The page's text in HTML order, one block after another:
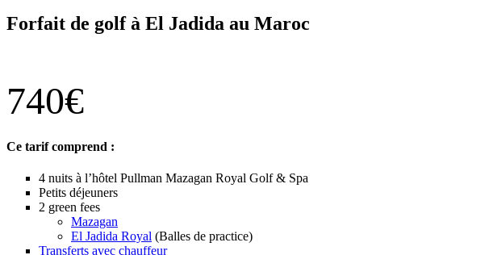
Forfait de golf à El Jadida au Maroc
740€
Ce tarif comprend :
4 nuits à l’hôtel Pullman Mazagan Royal Golf & Spa
Petits déjeuners
2 green fees
Mazagan
El Jadida Royal (Balles de practice)
Transferts avec chauffeur